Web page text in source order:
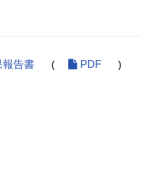
報告書 ( PDF )